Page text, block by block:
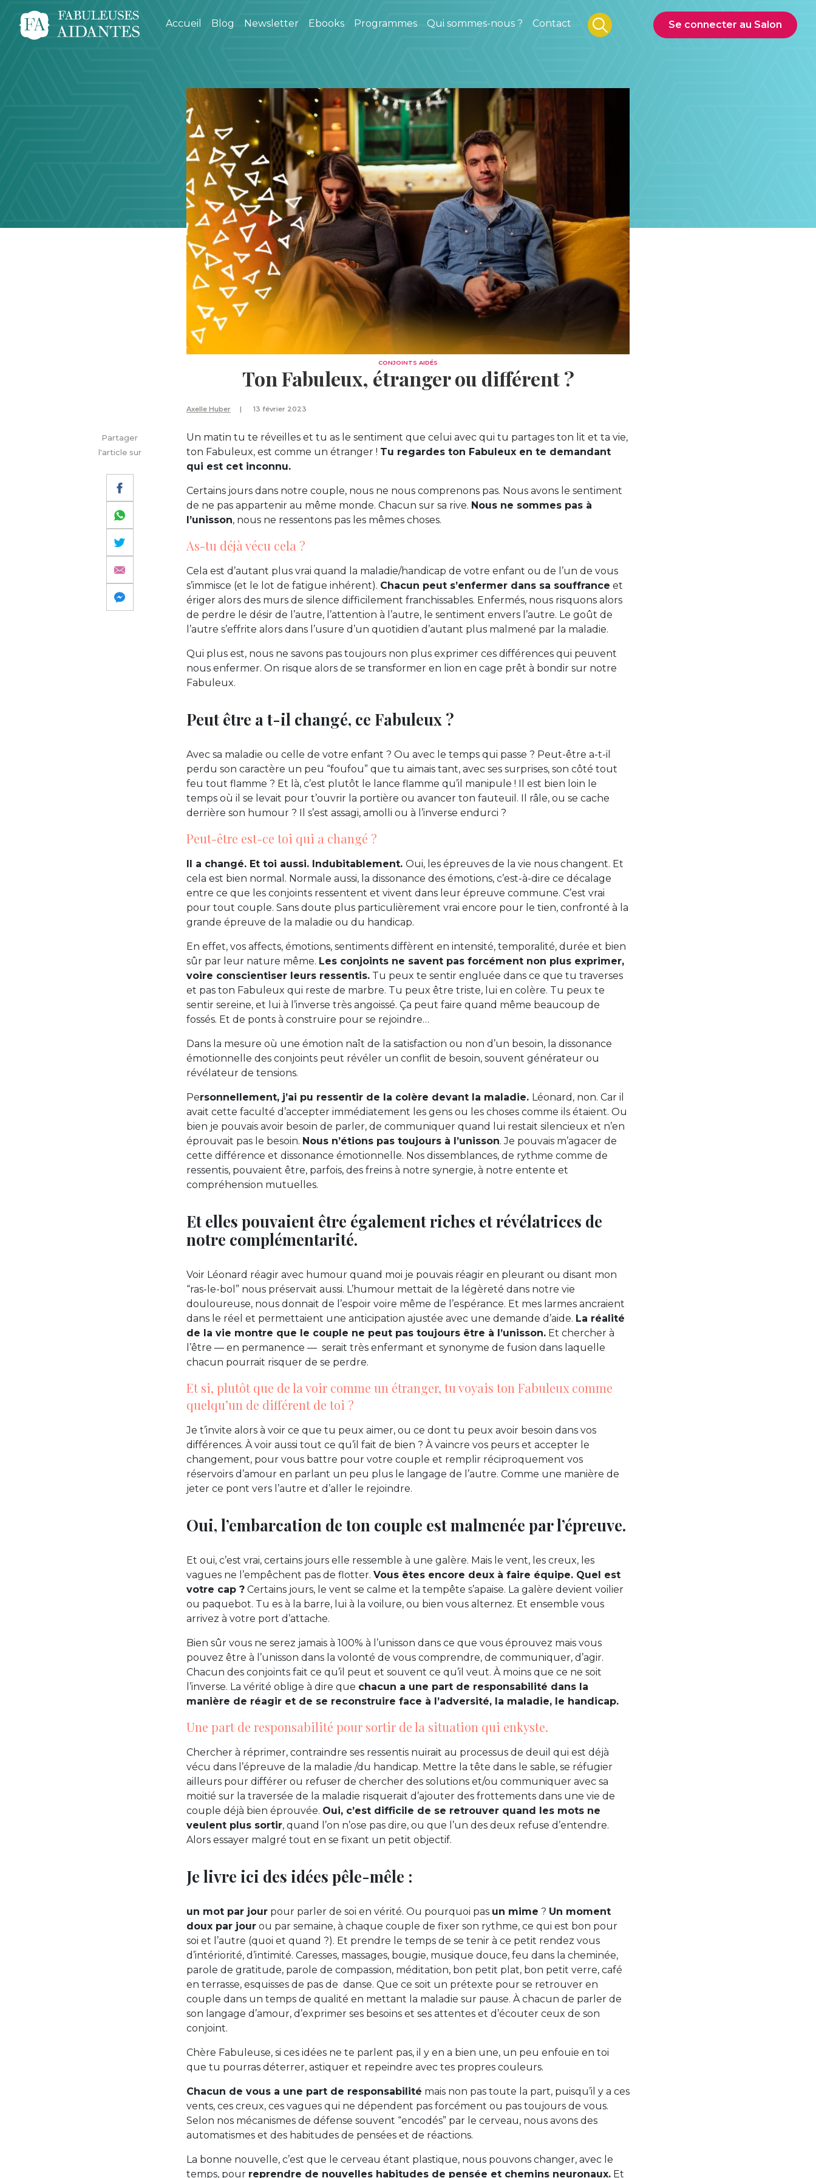
Accueil Blog Newsletter Ebooks Programmes Qui sommes-nous ? Contact Se connecter au Salon
CONJOINTS AIDÉS
Ton Fabuleux, étranger ou différent ?
Axelle Huber 13 février 2023
Partager
l'article sur
Un matin tu te réveilles et tu as le sentiment que celui avec qui tu partages ton lit et ta vie,
ton Fabuleux, est comme un étranger ! Tu regardes ton Fabuleux en te demandant
qui est cet inconnu.
Certains jours dans notre couple, nous ne nous comprenons pas. Nous avons le sentiment
de ne pas appartenir au même monde. Chacun sur sa rive. Nous ne sommes pas à
l’unisson, nous ne ressentons pas les mêmes choses.
As-tu déjà vécu cela ?
Cela est d’autant plus vrai quand la maladie/handicap de votre enfant ou de l’un de vous
s’immisce (et le lot de fatigue inhérent). Chacun peut s’enfermer dans sa souffrance et
ériger alors des murs de silence difficilement franchissables. Enfermés, nous risquons alors
de perdre le désir de l’autre, l’attention à l’autre, le sentiment envers l’autre. Le goût de
l’autre s’effrite alors dans l’usure d’un quotidien d’autant plus malmené par la maladie.
Qui plus est, nous ne savons pas toujours non plus exprimer ces différences qui peuvent
nous enfermer. On risque alors de se transformer en lion en cage prêt à bondir sur notre
Fabuleux.
Peut être a t-il changé, ce Fabuleux ?
Avec sa maladie ou celle de votre enfant ? Ou avec le temps qui passe ? Peut-être a-t-il
perdu son caractère un peu “foufou” que tu aimais tant, avec ses surprises, son côté tout
feu tout flamme ? Et là, c’est plutôt le lance flamme qu’il manipule ! Il est bien loin le
temps où il se levait pour t’ouvrir la portière ou avancer ton fauteuil. Il râle, ou se cache
derrière son humour ? Il s’est assagi, amolli ou à l’inverse endurci ?
Peut-être est-ce toi qui a changé ?
Il a changé. Et toi aussi. Indubitablement. Oui, les épreuves de la vie nous changent. Et
cela est bien normal. Normale aussi, la dissonance des émotions, c’est-à-dire ce décalage
entre ce que les conjoints ressentent et vivent dans leur épreuve commune. C’est vrai
pour tout couple. Sans doute plus particulièrement vrai encore pour le tien, confronté à la
grande épreuve de la maladie ou du handicap.
En effet, vos affects, émotions, sentiments diffèrent en intensité, temporalité, durée et bien
sûr par leur nature même. Les conjoints ne savent pas forcément non plus exprimer,
voire conscientiser leurs ressentis. Tu peux te sentir engluée dans ce que tu traverses
et pas ton Fabuleux qui reste de marbre. Tu peux être triste, lui en colère. Tu peux te
sentir sereine, et lui à l’inverse très angoissé. Ça peut faire quand même beaucoup de
fossés. Et de ponts à construire pour se rejoindre…
Dans la mesure où une émotion naît de la satisfaction ou non d’un besoin, la dissonance
émotionnelle des conjoints peut révéler un conflit de besoin, souvent générateur ou
révélateur de tensions.
Personnellement, j’ai pu ressentir de la colère devant la maladie. Léonard, non. Car il
avait cette faculté d’accepter immédiatement les gens ou les choses comme ils étaient. Ou
bien je pouvais avoir besoin de parler, de communiquer quand lui restait silencieux et n’en
éprouvait pas le besoin. Nous n’étions pas toujours à l’unisson. Je pouvais m’agacer de
cette différence et dissonance émotionnelle. Nos dissemblances, de rythme comme de
ressentis, pouvaient être, parfois, des freins à notre synergie, à notre entente et
compréhension mutuelles.
Et elles pouvaient être également riches et révélatrices de
notre complémentarité.
Voir Léonard réagir avec humour quand moi je pouvais réagir en pleurant ou disant mon
“ras-le-bol” nous préservait aussi. L’humour mettait de la légèreté dans notre vie
douloureuse, nous donnait de l’espoir voire même de l’espérance. Et mes larmes ancraient
dans le réel et permettaient une anticipation ajustée avec une demande d’aide. La réalité
de la vie montre que le couple ne peut pas toujours être à l’unisson. Et chercher à
l’être — en permanence — serait très enfermant et synonyme de fusion dans laquelle
chacun pourrait risquer de se perdre.
Et si, plutôt que de la voir comme un étranger, tu voyais ton Fabuleux comme
quelqu’un de différent de toi ?
Je t’invite alors à voir ce que tu peux aimer, ou ce dont tu peux avoir besoin dans vos
différences. À voir aussi tout ce qu’il fait de bien ? À vaincre vos peurs et accepter le
changement, pour vous battre pour votre couple et remplir réciproquement vos
réservoirs d’amour en parlant un peu plus le langage de l’autre. Comme une manière de
jeter ce pont vers l’autre et d’aller le rejoindre.
Oui, l’embarcation de ton couple est malmenée par l’épreuve.
Et oui, c’est vrai, certains jours elle ressemble à une galère. Mais le vent, les creux, les
vagues ne l’empêchent pas de flotter. Vous êtes encore deux à faire équipe. Quel est
votre cap ? Certains jours, le vent se calme et la tempête s’apaise. La galère devient voilier
ou paquebot. Tu es à la barre, lui à la voilure, ou bien vous alternez. Et ensemble vous
arrivez à votre port d’attache.
Bien sûr vous ne serez jamais à 100% à l’unisson dans ce que vous éprouvez mais vous
pouvez être à l’unisson dans la volonté de vous comprendre, de communiquer, d’agir.
Chacun des conjoints fait ce qu’il peut et souvent ce qu’il veut. À moins que ce ne soit
l’inverse. La vérité oblige à dire que chacun a une part de responsabilité dans la
manière de réagir et de se reconstruire face à l’adversité, la maladie, le handicap.
Une part de responsabilité pour sortir de la situation qui enkyste.
Chercher à réprimer, contraindre ses ressentis nuirait au processus de deuil qui est déjà
vécu dans l’épreuve de la maladie /du handicap. Mettre la tête dans le sable, se réfugier
ailleurs pour différer ou refuser de chercher des solutions et/ou communiquer avec sa
moitié sur la traversée de la maladie risquerait d’ajouter des frottements dans une vie de
couple déjà bien éprouvée. Oui, c’est difficile de se retrouver quand les mots ne
veulent plus sortir, quand l’on n’ose pas dire, ou que l’un des deux refuse d’entendre.
Alors essayer malgré tout en se fixant un petit objectif.
Je livre ici des idées pêle-mêle :
un mot par jour pour parler de soi en vérité. Ou pourquoi pas un mime ? Un moment
doux par jour ou par semaine, à chaque couple de fixer son rythme, ce qui est bon pour
soi et l’autre (quoi et quand ?). Et prendre le temps de se tenir à ce petit rendez vous
d’intériorité, d’intimité. Caresses, massages, bougie, musique douce, feu dans la cheminée,
parole de gratitude, parole de compassion, méditation, bon petit plat, bon petit verre, café
en terrasse, esquisses de pas de danse. Que ce soit un prétexte pour se retrouver en
couple dans un temps de qualité en mettant la maladie sur pause. À chacun de parler de
son langage d’amour, d’exprimer ses besoins et ses attentes et d’écouter ceux de son
conjoint.
Chère Fabuleuse, si ces idées ne te parlent pas, il y en a bien une, un peu enfouie en toi
que tu pourras déterrer, astiquer et repeindre avec tes propres couleurs.
Chacun de vous a une part de responsabilité mais non pas toute la part, puisqu’il y a ces
vents, ces creux, ces vagues qui ne dépendent pas forcément ou pas toujours de vous.
Selon nos mécanismes de défense souvent “encodés” par le cerveau, nous avons des
automatismes et des habitudes de pensées et de réactions.
La bonne nouvelle, c’est que le cerveau étant plastique, nous pouvons changer, avec le
temps, pour reprendre de nouvelles habitudes de pensée et chemins neuronaux. Et